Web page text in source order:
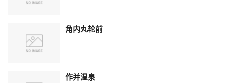
角内丸轮前
作并温泉